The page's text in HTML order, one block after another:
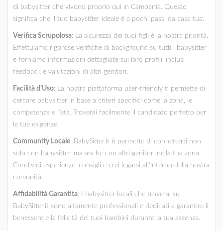
di babysitter che vivono proprio qui in Campania. Questo
significa che il tuo babysitter ideale è a pochi passi da casa tua.
Verifica Scrupolosa: La sicurezza dei tuoi figli è la nostra priorità.
Effettuiamo rigorose verifiche di background su tutti i babysitter
e forniamo informazioni dettagliate sui loro profili, inclusi
feedback e valutazioni di altri genitori.
Facilità d'Uso: La nostra piattaforma user-friendly ti permette di
cercare babysitter in base a criteri specifici come la zona, le
competenze e l'età. Troverai facilmente il candidato perfetto per
le tue esigenze.
Community Locale: BabySitter.it ti permette di connetterti non
solo con babysitter, ma anche con altri genitori nella tua zona.
Condividi esperienze, consigli e crei legami all'interno della nostra
comunità.
Affidabilità Garantita: I babysitter locali che troverai su
BabySitter.it sono altamente professionali e dedicati a garantire il
benessere e la felicità dei tuoi bambini durante la tua assenza.